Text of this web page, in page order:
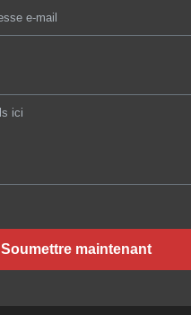
Soumettre maintenant